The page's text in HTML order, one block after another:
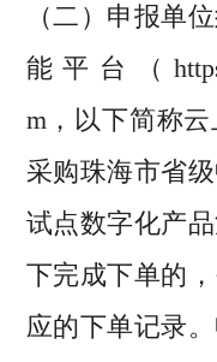
（二）申报单
能平台（
m，以下简称
采购珠海市省
试点数字化产
下完成下单的
应的下单记录